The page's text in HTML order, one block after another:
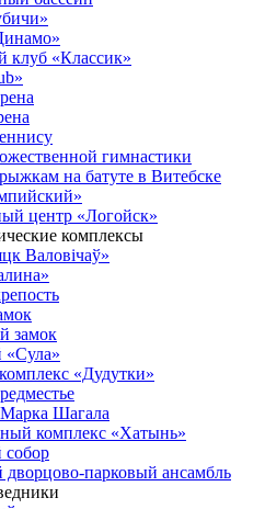
клуб «Классик»
гимнастики
на батуте в Витебске
центр «Логойск»
комплексы
Валовічаў»
замок
«Сула»
«Дудутки»
Шагала
комплекс «Хатынь»
дворцово-парковый ансамбль